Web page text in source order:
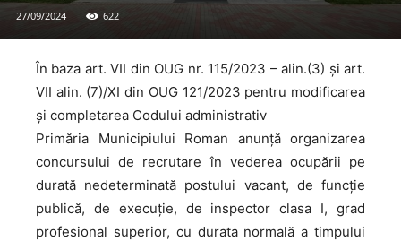
27/09/2024 622
În baza art. VII din OUG nr. 115/2023 – alin.(3) și art.
VII alin. (7)/XI din OUG 121/2023 pentru modificarea
și completarea Codului administrativ
Primăria Municipiului Roman anunţă organizarea
concursului de recrutare în vederea ocupării pe
durată nedeterminată postului vacant, de funcţie
publică, de execuție, de inspector clasa I, grad
profesional superior, cu durata normală a timpului